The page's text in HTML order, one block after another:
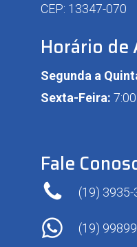
CEP: 13347-070
Horário
Segunda a
Sexta-Feira:
Fale
(19) 3935-
(19)